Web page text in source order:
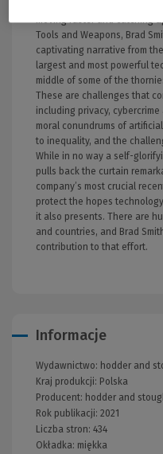
Tools and Weapons, Brad
captivating narrative from
largest and most powerful
middle of some of the
These are challenges that
including privacy,
moral conundrums of
to inequality, and the
While in no way a self-
pulls back the curtain
company’s most crucial
protect the hopes
it also presents. There are
and countries, and Brad
contribution to that effort.
Informacje
Wydawnictwo: hodder and
Kraj produkcji: Polska
Producent: hodder and
Rok publikacji: 2021
Liczba stron: 434
Okładka: miękka